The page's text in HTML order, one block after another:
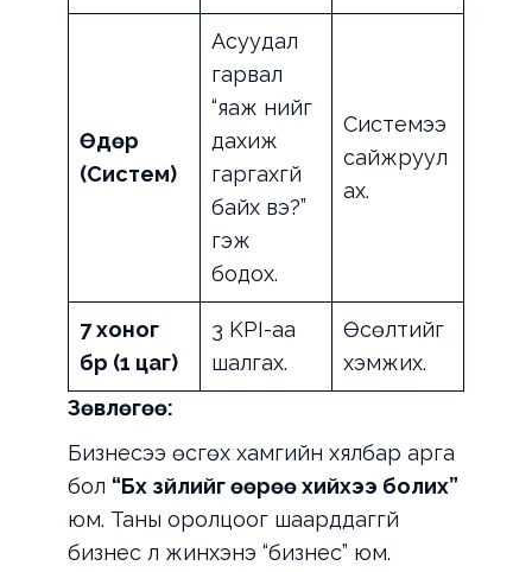
Өдөр
(Систем)
Асуудал
гарвал
“яаж үүнийг
дахиж
гаргахгүй
байх вэ?”
гэж
бодох.
Системээ
сайжруул
ах.
7 хоног
бүр (1 цаг)
3 KPI-аа
шалгах.
Өсөлтийг
хэмжих.
Зөвлөгөө:
Бизнесээ өсгөх хамгийн хялбар арга
бол “Бүх зүйлийг өөрөө хийхээ болих”
юм. Таны оролцоог шаарддаггүй
бизнес л жинхэнэ “бизнес” юм.